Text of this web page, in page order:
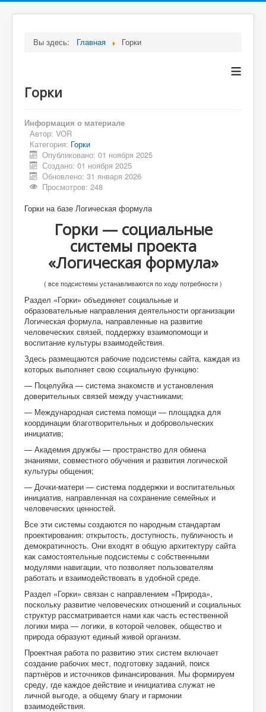
Вы здесь: Главная Горки
≡
Горки
Информация о материале
Автор: VOR
Категория: Горки
Опубликовано: 01 ноября 2025
Создано: 01 ноября 2025
Обновлено: 31 января 2026
Просмотров: 248
Горки на базе Логическая формула
Горки — социальные
системы проекта
«Логическая формула»
( все подсистемы устанавливаются по ходу потребности )
Раздел «Горки» объединяет социальные и
образовательные направления деятельности организации
Логическая формула, направленные на развитие
человеческих связей, поддержку взаимопомощи и
воспитание культуры взаимодействия.
Здесь размещаются рабочие подсистемы сайта, каждая из
которых выполняет свою социальную функцию:
— Поцелуйка — система знакомств и установления
доверительных связей между участниками;
— Международная система помощи — площадка для
координации благотворительных и добровольческих
инициатив;
— Академия дружбы — пространство для обмена
знаниями, совместного обучения и развития логической
культуры общения;
— Дочки‑матери — система поддержки и воспитательных
инициатив, направленная на сохранение семейных и
человеческих ценностей.
Все эти системы создаются по народным стандартам
проектирования: открытость, доступность, публичность и
демократичность. Они входят в общую архитектуру сайта
как самостоятельные подсистемы с собственными
модулями навигации, что позволяет пользователям
работать и взаимодействовать в удобной среде.
Раздел «Горки» связан с направлением «Природа»,
поскольку развитие человеческих отношений и социальных
структур рассматривается нами как часть естественной
логики мира — логики, в которой человек, общество и
природа образуют единый живой организм.
Проектная работа по развитию этих систем включает
создание рабочих мест, подготовку заданий, поиск
партнёров и источников финансирования. Мы формируем
среду, где каждое действие и инициатива служат не
личной выгоде, а общему благу и гармонии
взаимодействия.